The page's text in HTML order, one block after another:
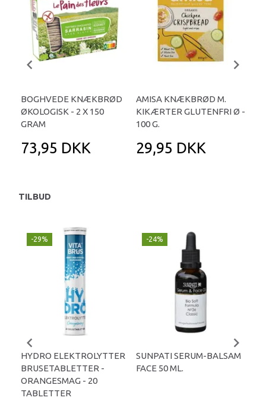
BOGHVEDE KNÆKBRØD
ØKOLOGISK - 2 X 150
GRAM
73,95 DKK
AMISA KNÆKBRØD M.
KIKÆRTER GLUTENFRI Ø -
100 G.
29,95 DKK
TILBUD
-29%
HYDRO ELEKTROLYTTER
BRUSETABLETTER -
ORANGESMAG - 20
TABLETTER
-24%
SUNPATI SERUM-BALSAM
FACE 50 ML.